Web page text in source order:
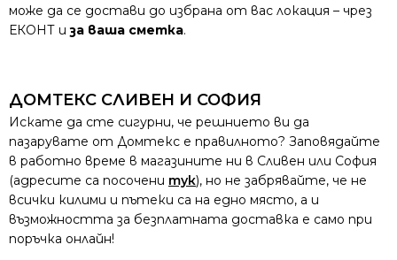
може да се достави до избрана от вас локация – чрез
ЕКОНТ иза ваша сметка.
ДОМТЕКС СЛИВЕН И СОФИЯ
Искате да сте сигурни, че решнието ви да
пазарувате от Домтекс е правилното? Заповядайте
в работно време в магазините ни в Сливен или София
(адресите са посочени тук), но не забрявайте, че не
всички килими и пътеки са на едно място, а и
възможността за безплатната доставка е само при
поръчка онлайн!